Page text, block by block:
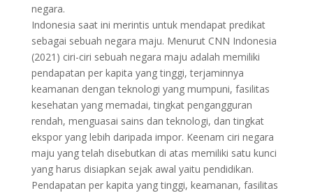
negara.
Indonesia saat ini merintis untuk mendapat predikat
sebagai sebuah negara maju. Menurut CNN Indonesia
(2021) ciri-ciri sebuah negara maju adalah memiliki
pendapatan per kapita yang tinggi, terjaminnya
keamanan dengan teknologi yang mumpuni, fasilitas
kesehatan yang memadai, tingkat pengangguran
rendah, menguasai sains dan teknologi, dan tingkat
ekspor yang lebih daripada impor. Keenam ciri negara
maju yang telah disebutkan di atas memiliki satu kunci
yang harus disiapkan sejak awal yaitu pendidikan.
Pendapatan per kapita yang tinggi, keamanan, fasilitas